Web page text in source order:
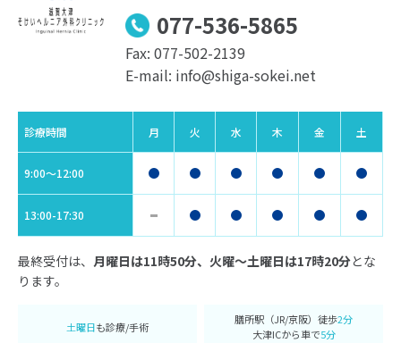
077-536-5865
Fax: 077-502-2139
E-mail: info@shiga-sokei.net
診療時間 月 火 水 木 金 土
9:00〜12:00
13:00-17:30
最終受付は、 月曜日は11時50分、火曜〜土曜日は17時20分とな
ります。
土曜日も診療/手術
膳所駅（JR/京阪）徒歩2分
大津ICから車で5分